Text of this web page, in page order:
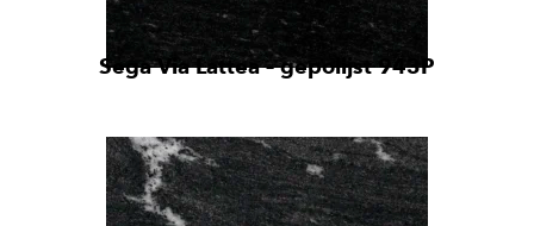
Sega Via Lattea – gepolijst 943P